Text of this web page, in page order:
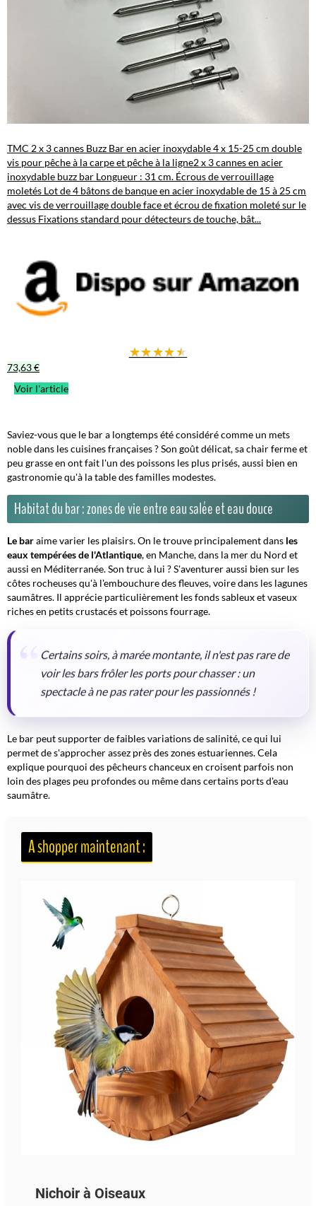
TMC 2 x 3 cannes Buzz Bar en acier inoxydable 4 x 15-25 cm double
vis pour pêche à la carpe et pêche à la ligne2 x 3 cannes en acier
inoxydable buzz bar Longueur : 31 cm. Écrous de verrouillage
moletés Lot de 4 bâtons de banque en acier inoxydable de 15 à 25 cm
avec vis de verrouillage double face et écrou de fixation moleté sur le
dessus Fixations standard pour détecteurs de touche, bât...
★★★★★
73,63 €
Voir l'article
Saviez-vous que le bar a longtemps été considéré comme un mets
noble dans les cuisines françaises ?Son goût délicat, sa chair ferme et
peu grasse en ont fait l'un des poissons les plus prisés, aussi bien en
gastronomie qu'à la table des familles modestes.
Habitat du bar : zones de vie entre eau salée et eau douce
Le baraime varier les plaisirs. On le trouve principalement dans les
eaux tempérées de l'Atlantique, en Manche, dans la mer du Nord et
aussi en Méditerranée. Son truc à lui ? S'aventurer aussi bien sur les
côtes rocheuses qu'à l'embouchure des fleuves, voire dans les lagunes
saumâtres. Il apprécie particulièrement les fonds sableux et vaseux
riches en petits crustacés et poissons fourrage.
Certains soirs, à marée montante, il n'est pas rare de
voir les bars frôler les ports pour chasser : un
spectacle à ne pas rater pour les passionnés !
Le bar peut supporter de faibles variations de salinité, ce qui lui
permet de s'approcher assez près des zones estuariennes. Cela
explique pourquoi des pêcheurs chanceux en croisent parfois non
loin des plages peu profondes ou même dans certains ports d'eau
saumâtre.
A shopper maintenant :
Nichoir à Oiseaux